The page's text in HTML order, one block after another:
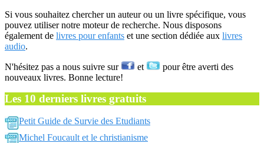
Si vous souhaitez chercher un auteur ou un livre spécifique, vous
pouvez utiliser notre moteur de recherche. Nous disposons
également de livres pour enfants et une section dédiée aux livres
audio.
N'hésitez pas a nous suivre sur et
pour être averti des
nouveaux livres. Bonne lecture!
Les 10 derniers livres gratuits
Petit Guide de Survie des Etudiants
Michel Foucault et le christianisme